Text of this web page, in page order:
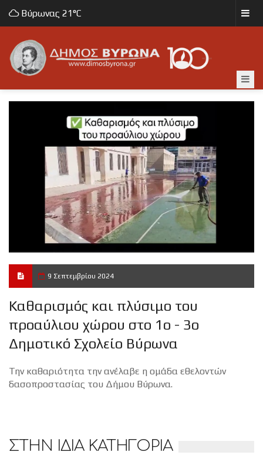
Βύρωνας 21°C
9 Σεπτεμβρίου 2024
Καθαρισμός και πλύσιμο του
προαύλιου χώρου στο 1ο - 3ο
Δημοτικό Σχολείο Βύρωνα
Την καθαριότητα την ανέλαβε η ομάδα εθελοντών
δασοπροστασίας του Δήμου Βύρωνα.
ΣΤΗΝ ΙΔΙΑ ΚΑΤΗΓΟΡΙΑ